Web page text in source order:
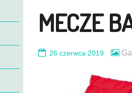
MECZE
26 czerwca 2019